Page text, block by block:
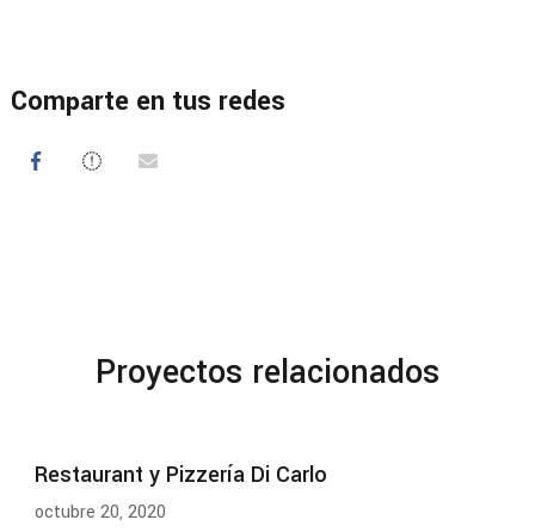
Comparte en tus redes
Proyectos relacionados
Restaurant y Pizzería Di Carlo
octubre 20, 2020